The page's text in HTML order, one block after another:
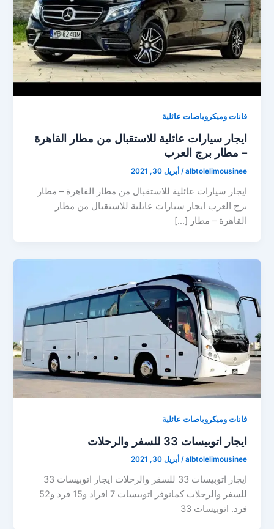
فانات وميكروباصات عائلية
ايجار سيارات عائلية للاستقبال من مطار القاهرة
– مطار برج العرب
albtolelimousinee
/ أبريل 30, 2021
ايجار سيارات عائلية للاستقبال من مطار القاهرة – مطار
برج العرب ايجار سيارات عائلية للاستقبال من مطار
القاهرة – مطار […]
فانات وميكروباصات عائلية
ايجار اتوبيسات 33 للسفر والرحلات
albtolelimousinee
/ أبريل 30, 2021
ايجار اتوبيسات 33 للسفر والرحلات ايجار اتوبيسات 33
للسفر والرحلات كمانوفر اتوبيسات 7 افراد و15 فرد و52
فرد. اتوبيسات 33